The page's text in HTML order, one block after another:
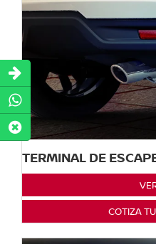
TERMINAL DE
COTIZA